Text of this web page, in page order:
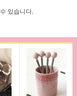
있습니다.